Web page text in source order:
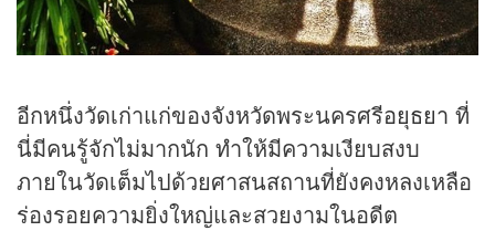
อีกหนึ่งวัดเก่าแก่ของจังหวัดพระนครศรีอยุธยา ที่
นี่มีคนรู้จักไม่มากนัก ทำให้มีความเงียบสงบ
ภายในวัดเต็มไปด้วยศาสนสถานที่ยังคงหลงเหลือ
ร่องรอยความยิ่งใหญ่และสวยงามในอดีต